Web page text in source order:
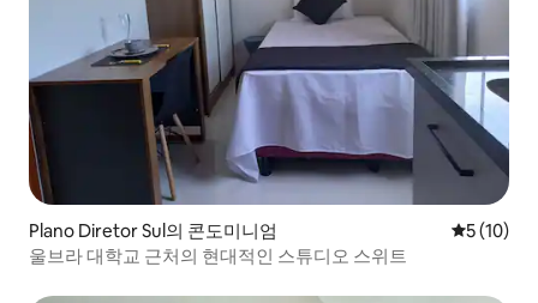
Plano Diretor Sul의 콘도미니엄 평점 5점
5 (10)
울브라 대학교 근처의 현대적인 스튜디오 스위트